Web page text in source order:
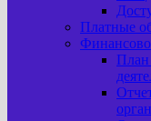
Платные
План